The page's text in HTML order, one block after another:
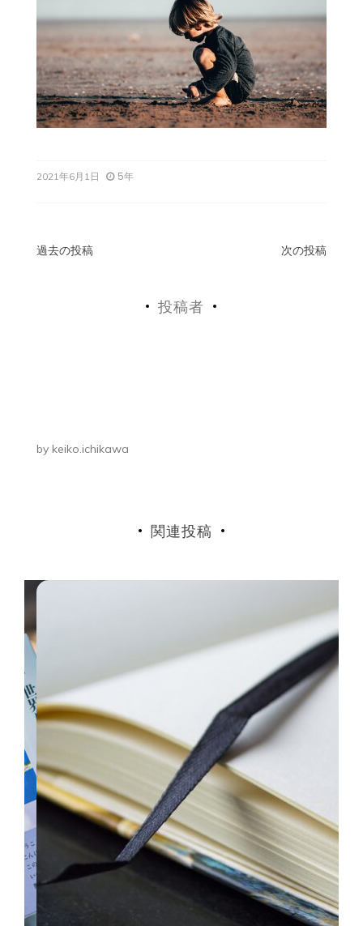
2021年6月1日 5年
投
シ
過去の投稿 次の投稿
投稿者
by keiko.ichikawa
関連投稿
生まれてくれて
だれかがいっていたよ 誰もかれもが みずから […]